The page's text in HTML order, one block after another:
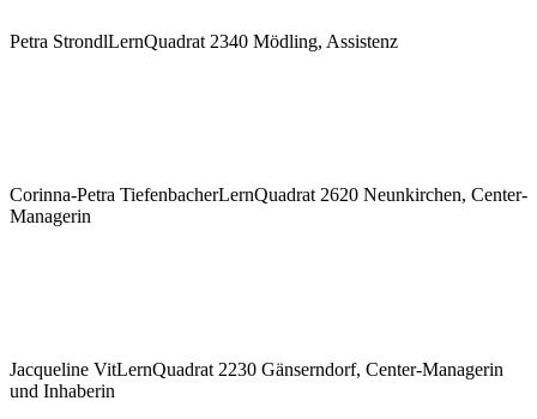
Petra StrondlLernQuadrat 2340 Mödling, Assistenz
Corinna-Petra TiefenbacherLernQuadrat 2620 Neunkirchen, Center-
Managerin
Jacqueline VitLernQuadrat 2230 Gänserndorf, Center-Managerin
und Inhaberin